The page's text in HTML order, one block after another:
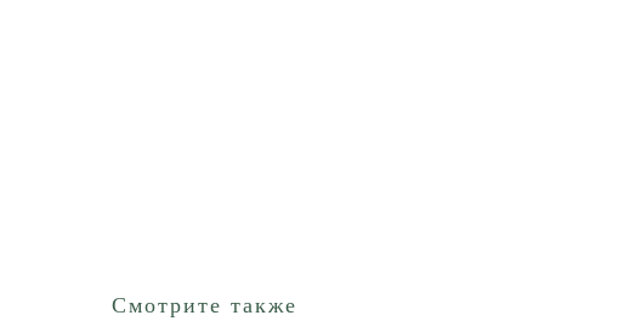
Смотрите также